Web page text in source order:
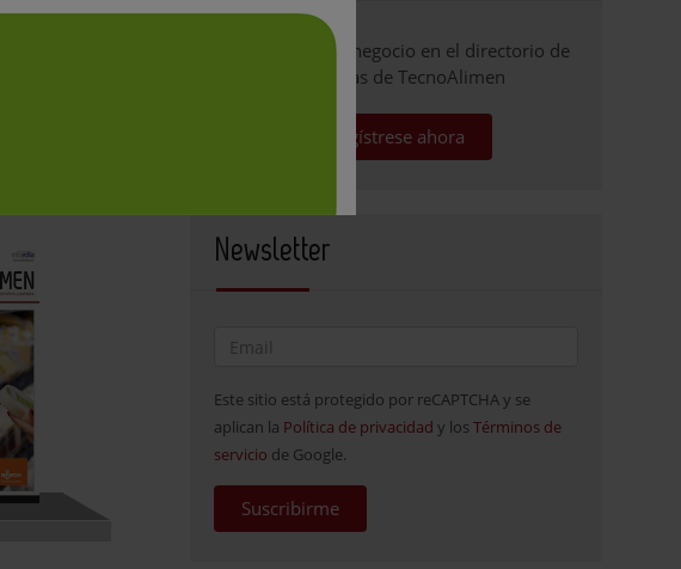
Promocione su negocio en el directorio de
empresas de TecnoAlimen
Regístrese ahora
Newsletter
Este sitio está protegido por reCAPTCHA y se
aplican la Política de privacidad y losTérminos de
servicio de Google.
Suscribirme